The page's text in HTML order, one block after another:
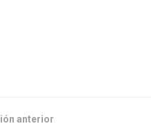
anterior